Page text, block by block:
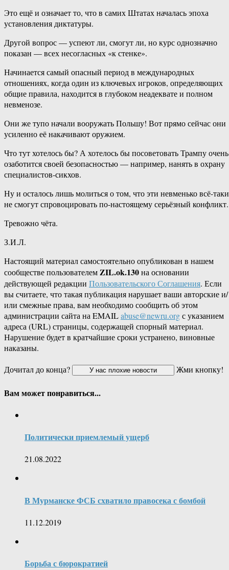
Это ещё и означает то, что в самих Штатах началась эпоха
установления диктатуры.
Другой вопрос — успеют ли, смогут ли, но курс однозначно
показан — всех несогласных «к стенке».
Начинается самый опасный период в международных
отношениях, когда один из ключевых игроков, определяющих
общие правила, находится в глубоком неадеквате и полном
невменозе.
Они же тупо начали вооружать Польшу! Вот прямо сейчас они
усиленно её накачивают оружием.
Что тут хотелось бы? А хотелось бы посоветовать Трампу очень
озаботится своей безопасностью — например, нанять в охрану
специалистов-сикхов.
Ну и осталось лишь молиться о том, что эти невменько всё-таки
не смогут спровоцировать по-настоящему серьёзный конфликт.
Тревожно чёта.
З.И.Л.
Настоящий материал самостоятельно опубликован в нашем
сообществе пользователемZIL.ok.130на основании
действующей редакции Пользовательского Соглашения. Если
вы считаете, что такая публикация нарушает ваши авторские и/
или смежные права, вам необходимо сообщить об этом
администрации сайта на EMAILabuse@newru.orgс указанием
адреса (URL) страницы, содержащей спорный материал.
Нарушение будет в кратчайшие сроки устранено, виновные
наказаны.
Дочитал до конца?
Жми кнопку!
Вам может понравиться...
Политически приемлемый ущерб
21.08.2022
В Мурманске ФСБ схватило правосека с бомбой
11.12.2019
Борьба с бюрократией